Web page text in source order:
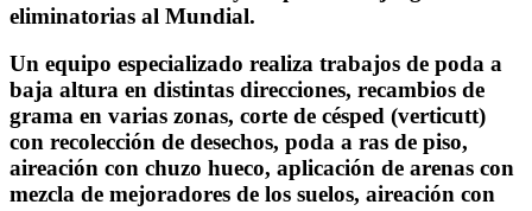
eliminatorias al Mundial.
Un equipo especializado realiza trabajos de poda a
baja altura en distintas direcciones, recambios de
grama en varias zonas, corte de césped (verticutt)
con recolección de desechos, poda a ras de piso,
aireación con chuzo hueco, aplicación de arenas con
mezcla de mejoradores de los suelos, aireación con